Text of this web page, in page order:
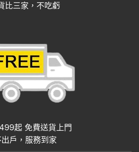
比三家，不吃虧
起 免費送貨上門
戶，服務到家